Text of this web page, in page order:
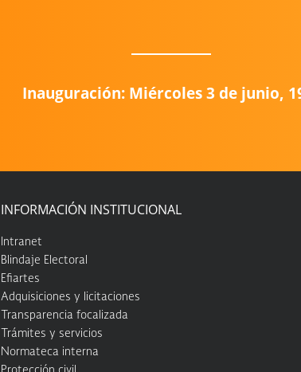
Inauguración: Miércoles 3 de junio,
INFORMACIÓN INSTITUCIONAL
Intranet
Blindaje Electoral
Efiartes
Adquisiciones y licitaciones
Transparencia focalizada
Trámites y servicios
Normateca interna